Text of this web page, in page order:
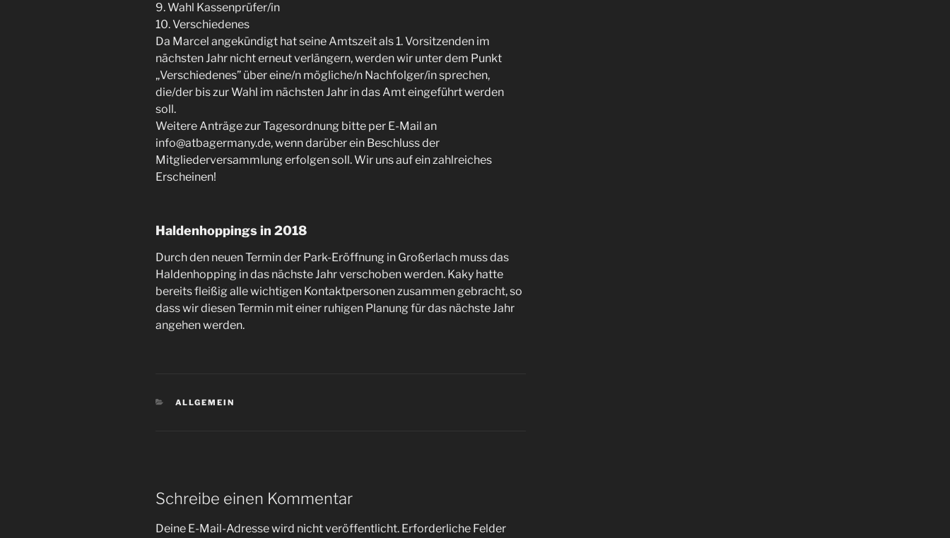
9. Wahl Kassenprüfer/in
10. Verschiedenes
Da Marcel angekündigt hat seine Amtszeit als 1. Vorsitzenden im
nächsten Jahr nicht erneut verlängern, werden wir unter dem Punkt
„Verschiedenes” über eine/n mögliche/n Nachfolger/in sprechen,
die/der bis zur Wahl im nächsten Jahr in das Amt eingeführt werden
soll.
Weitere Anträge zur Tagesordnung bitte per E-Mail an
info@atbagermany.de, wenn darüber ein Beschluss der
Mitgliederversammlung erfolgen soll. Wir uns auf ein zahlreiches
Erscheinen!
Haldenhoppings in 2018
Durch den neuen Termin der Park-Eröffnung in Großerlach muss das
Haldenhopping in das nächste Jahr verschoben werden. Kaky hatte
bereits fleißig alle wichtigen Kontaktpersonen zusammen gebracht, so
dass wir diesen Termin mit einer ruhigen Planung für das nächste Jahr
angehen werden.
KATEGORIEN
ALLGEMEIN
Schreibe einen Kommentar
Deine E-Mail-Adresse wird nicht veröffentlicht. Erforderliche Felder